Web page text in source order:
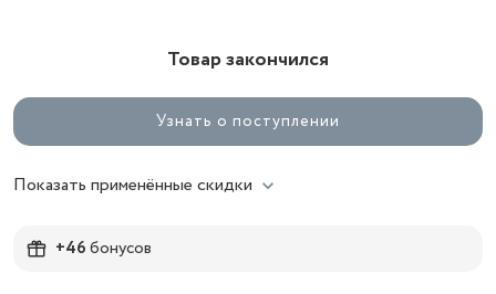
Товар закончился
Узнать о поступлении
Показать применённые скидки
+46бонусов